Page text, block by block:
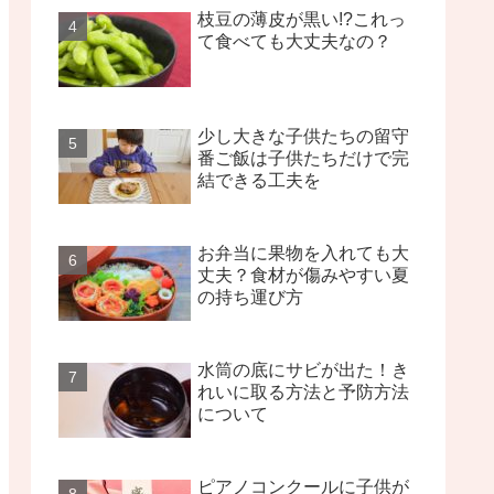
枝豆の薄皮が黒い!?これっ
て食べても大丈夫なの？
少し大きな子供たちの留守
番ご飯は子供たちだけで完
結できる工夫を
お弁当に果物を入れても大
丈夫？食材が傷みやすい夏
の持ち運び方
水筒の底にサビが出た！き
れいに取る方法と予防方法
について
ピアノコンクールに子供が